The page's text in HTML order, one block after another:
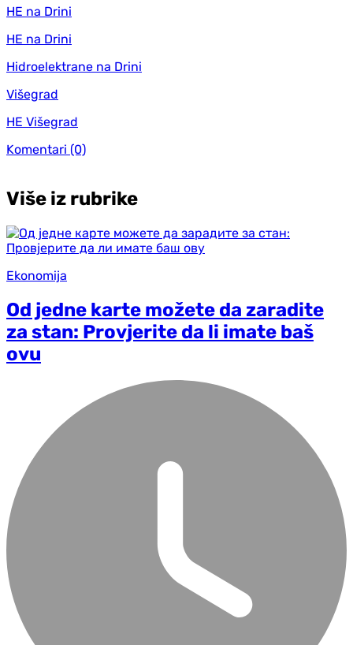
HE na Drini
HE na Drini
Hidroelektrane na Drini
Višegrad
HE Višegrad
Komentari (0)
Više iz rubrike
Ekonomija
Od jedne karte možete da zaradite
za stan: Provjerite da li imate baš
ovu